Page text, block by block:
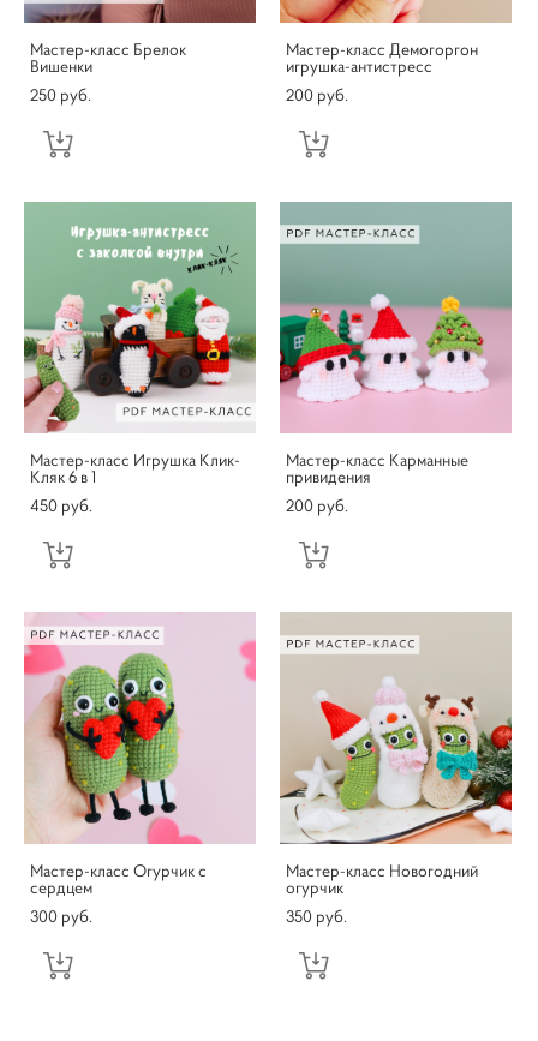
Мастер-класс Брелок
Вишенки
250 pуб.
Мастер-класс Демогоргон
игрушка-антистресс
200 pуб.
Мастер-класс Игрушка Клик-
Кляк 6 в 1
450 pуб.
Мастер-класс Карманные
привидения
200 pуб.
Мастер-класс Огурчик с
сердцем
300 pуб.
Мастер-класс Новогодний
огурчик
350 pуб.